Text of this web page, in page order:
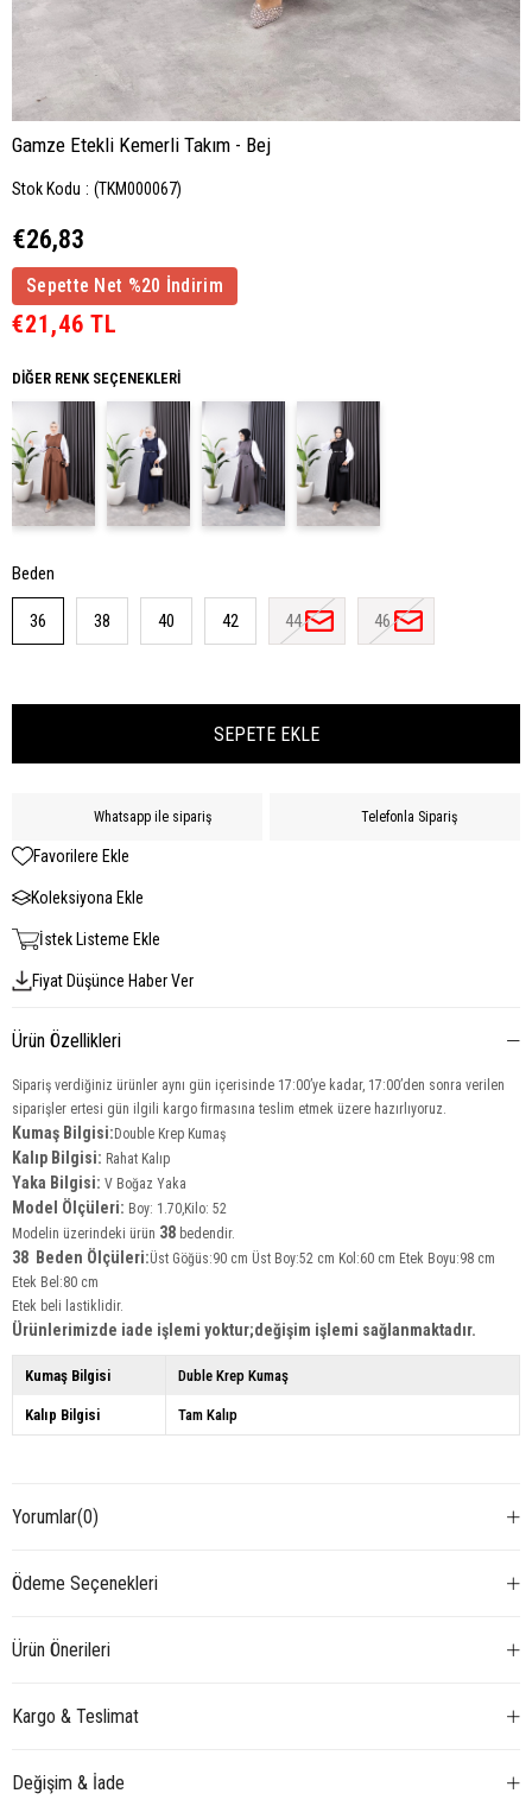
Gamze Etekli Kemerli Takım - Bej
Stok Kodu (TKM000067)
€26,83
Sepette Net %20 İndirim
€21,46 TL
DIĞER RENK SEÇENEKLERI
Beden
36 38 40 42 44 46
Whatsapp ile sipariş Telefonla Sipariş
Favorilere Ekle
Koleksiyona Ekle
İstek Listeme Ekle
Fiyat Düşünce Haber Ver
Ürün Özellikleri
Sipariş verdiğiniz ürünler aynı gün içerisinde 17:00’ye kadar, 17:00’den sonra verilen
siparişler ertesi gün ilgili kargo firmasına teslim etmek üzere hazırlıyoruz.
Kumaş Bilgisi: Double Krep Kumaş
Kalıp Bilgisi: Rahat Kalıp
Yaka Bilgisi: V Boğaz Yaka
Model Ölçüleri: Boy: 1.70,Kilo: 52
Modelin üzerindeki ürün 38 bedendir.
38 Beden Ölçüleri:Üst Göğüs:90 cm Üst Boy:52 cm Kol:60 cm Etek Boyu:98 cm
Etek Bel:80 cm
Etek beli lastiklidir.
Ürünlerimizde iade işlemi yoktur;değişim işlemi sağlanmaktadır.
Kumaş Bilgisi Duble Krep Kumaş
Kalıp Bilgisi Tam Kalıp
Yorumlar(0)
Ödeme Seçenekleri
Ürün Önerileri
Kargo & Teslimat
Değişim & İade